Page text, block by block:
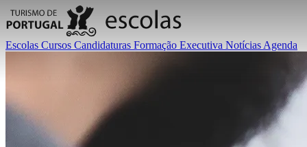
Escolas Cursos Candidaturas Formação Executiva Notícias Agenda